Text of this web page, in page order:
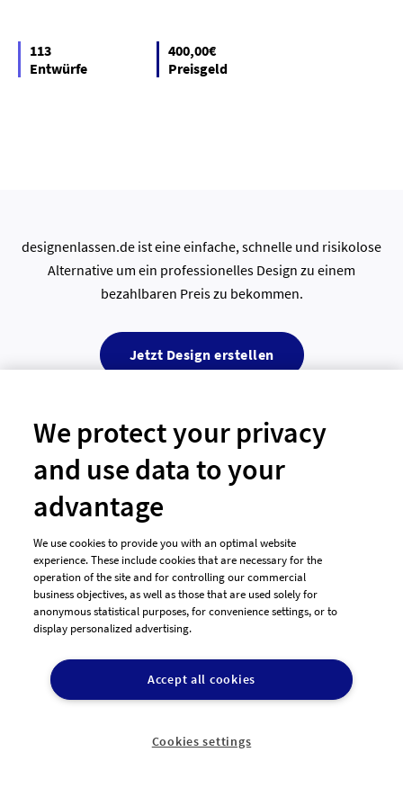
113
Entwürfe
400,00€
Preisgeld
designenlassen.de ist eine einfache, schnelle und risikolose
Alternative um ein professionelles Design zu einem
bezahlbaren Preis zu bekommen.
Jetzt Design erstellen
Hast Du noch Fragen?
 +49 911-13136893
Montag - Donnerstag:
We protect your privacy
and use data to your
advantage
We use cookies to provide you with an optimal website
experience. These include cookies that are necessary for the
operation of the site and for controlling our commercial
business objectives, as well as those that are used solely for
anonymous statistical purposes, for convenience settings, or to
display personalized advertising.
Accept all cookies
Cookies settings